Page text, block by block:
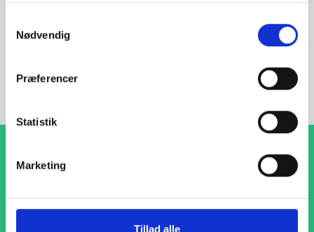
Nødvendig
Præferencer
Statistik
Marketing
Tillad alle